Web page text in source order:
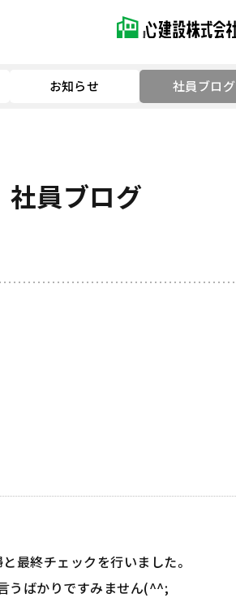
お知らせ 社員ブログ
社員ブログ
最終チェックを行いました。
うばかりですみません(^^;